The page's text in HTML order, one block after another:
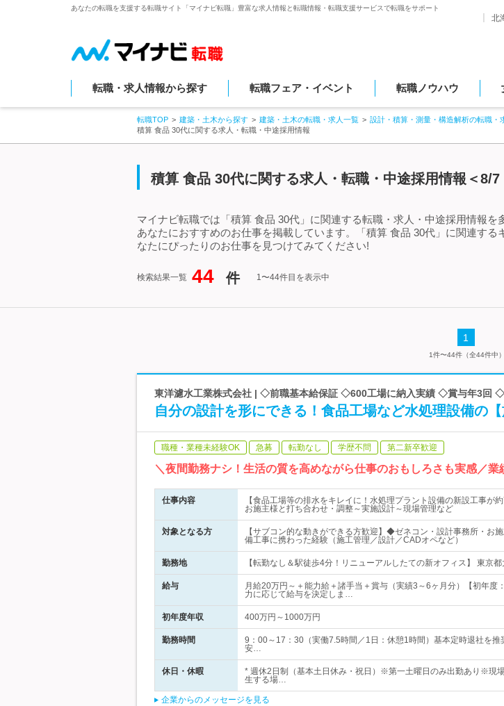
あなたの転職を支援する転職サイト「マイナビ転職」豊富な求人情報と転職情報・転職支援サービスで転職をサポート
北
転職・求人情報から探す 転職フェア・イベント 転職ノウハウ
転職TOP 建築・土木から探す 建築・土木の転職・求人一覧 設計・積算・測量・構造解析の転職・
積算 食品 30代に関する求人・転職・中途採用情報
積算 食品 30代に関する求人・転職・中途採用情報＜8/7
マイナビ転職では「積算 食品 30代」に関連する転職・求人・中途採用情報
あなたにおすすめのお仕事を掲載しています。「積算 食品 30代」に関連す
なたにぴったりのお仕事を見つけてみてください!
検索結果一覧 44 件 1〜44件目を表示中
1
1件〜44件（全44件中）
東洋濾水工業株式会社 | ◇前職基本給保証 ◇600工場に納入実績 ◇賞与年3回
自分の設計を形にできる！食品工場など水処理設備の【
職種・業種未経験OK 急募 転勤なし 学歴不問 第二新卒歓迎
＼夜間勤務ナシ！生活の質を高めながら仕事のおもしろさも実感／
仕事内容
【食品工場等の排水をキレイに！水処理プラント設備の新設工事が
お施主様と打ち合わせ・調整～実施設計～現場管理など
対象となる方
【サブコン的な動きができる方歓迎】◆ゼネコン・設計事務所・お
備工事に携わった経験（施工管理／設計／CADオペなど）
勤務地 【転勤なし＆駅徒歩4分！リニューアルしたての新オフィス】 東京
給与
月給20万円～＋能力給＋諸手当＋賞与（実績3～6ヶ月分）【初年度
力に応じて給与を決定しま…
初年度年収 400万円～1000万円
勤務時間
9：00～17：30（実働7.5時間／1日：休憩1時間）基本定時退社を推
安…
休日・休暇
* 週休2日制（基本土日休み・祝日）※第一土曜日のみ出勤あり※現
生する場…
企業からのメッセージを見る